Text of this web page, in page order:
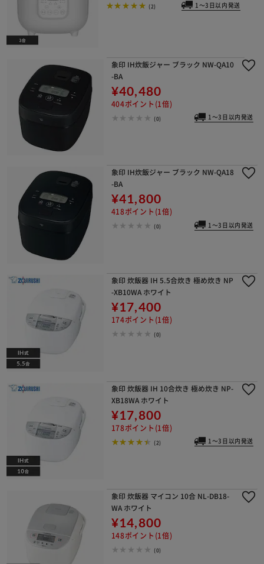
(2) 1～3日以内発送
象印 IH炊飯ジャー ブラック NW-QA10
-BA
¥40,480
404ポイント(1倍)
(0) 1～3日以内発送
象印 IH炊飯ジャー ブラック NW-QA18
-BA
¥41,800
418ポイント(1倍)
(0) 1～3日以内発送
象印 炊飯器 IH 5.5合炊き 極め炊き NP
-XB10WA ホワイト
¥17,400
174ポイント(1倍)
(0)
象印 炊飯器 IH 10合炊き 極め炊き NP-
XB18WA ホワイト
¥17,800
178ポイント(1倍)
(2) 1～3日以内発送
象印 炊飯器 マイコン 10合 NL-DB18-
WA ホワイト
¥14,800
148ポイント(1倍)
(0)